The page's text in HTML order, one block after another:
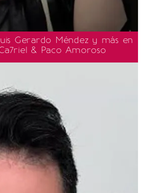
Gerardo Méndez y más en
& Paco Amoroso